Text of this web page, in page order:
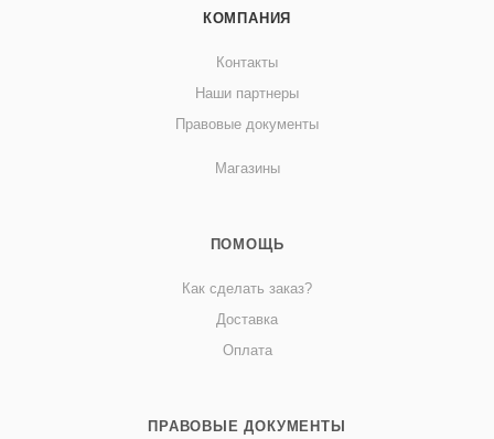
КОМПАНИЯ
Контакты
Наши партнеры
Правовые документы
Магазины
ПОМОЩЬ
Как сделать заказ?
Доставка
Оплата
ПРАВОВЫЕ ДОКУМЕНТЫ